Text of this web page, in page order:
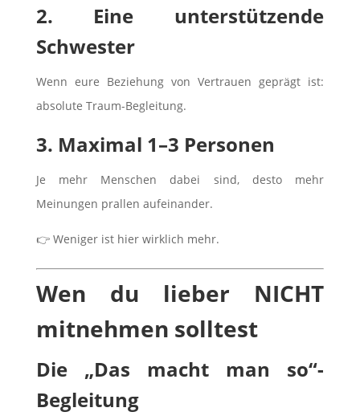
2. Eine unterstützende
Schwester
Wenn eure Beziehung von Vertrauen geprägt ist:
absolute Traum-Begleitung.
3. Maximal 1–3 Personen
Je mehr Menschen dabei sind, desto mehr
Meinungen prallen aufeinander.
👉 Weniger ist hier wirklich mehr.
Wen du lieber NICHT
mitnehmen solltest
Die „Das macht man so“-
Begleitung